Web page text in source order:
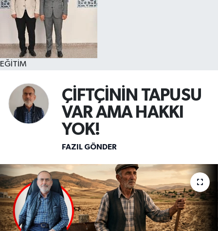
EĞİTİM
ÇİFTÇİNİN TAPUSU
VAR AMA HAKKI
YOK!
FAZIL GÖNDER